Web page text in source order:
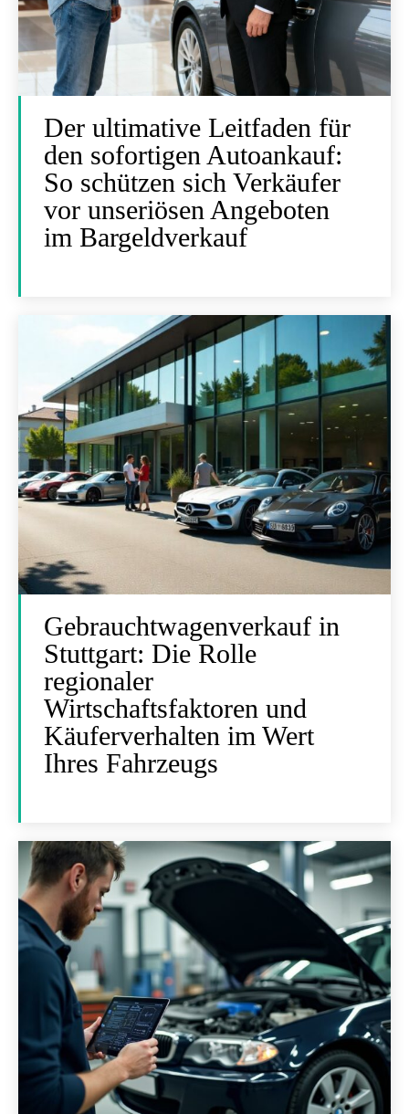
Der ultimative Leitfaden für
den sofortigen Autoankauf:
So schützen sich Verkäufer
vor unseriösen Angeboten
im Bargeldverkauf
Gebrauchtwagenverkauf in
Stuttgart: Die Rolle
regionaler
Wirtschaftsfaktoren und
Käuferverhalten im Wert
Ihres Fahrzeugs